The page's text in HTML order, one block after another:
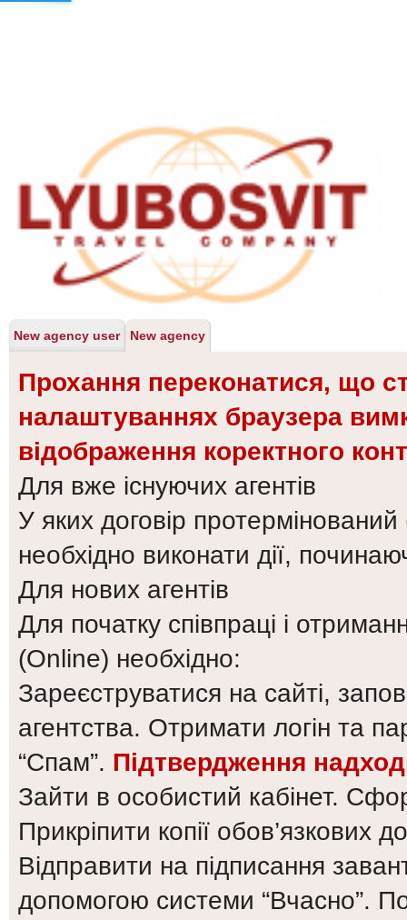
New agency user New agency
Прохання переконатися, що
налаштуваннях браузера
відображення коректного
Для вже існуючих агентів
У яких договір
необхідно виконати дії,
Для нових агентів
Для початку співпраці і
(Online) необхідно:
Зареєструватися на сайті,
агентства. Отримати логін та
“Спам”. Підтвердження
Зайти в особистий кабінет.
Прикріпити копії обов’язкових
Відправити на підписання
допомогою системи “Вчасно”.